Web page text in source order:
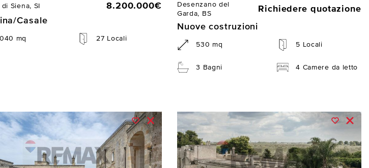
Siena, SI
8.200.000€
Casale
mq 27 Locali
Desenzano del
Garda, BS
Richiedere quotazione
Nuove costruzioni
530 mq 5 Locali
3 Bagni 4 Camere da letto